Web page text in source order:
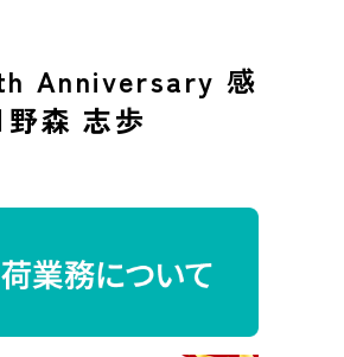
Anniversary 感
森 志歩